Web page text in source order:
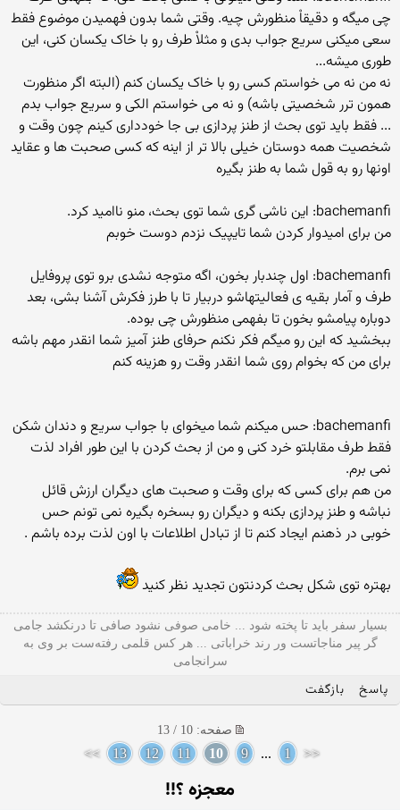
چی میگه و دقیقاْ منظورش چیه. وقتی شما بدون فهمیدن موضوع فقط
سعی میکنی سریع جواب بدی و مثلاْ طرف رو با خاک یکسان کنی، این
طوری میشه...
نه من نه می خواستم کسی رو با خاک یکسان کنم (البته اگر منظورت
همون ترر شخصیتی باشه) و نه می خواستم الکی و سریع جواب بدم
... فقط باید توی بحث از طنز پردازی بی جا خودداری کینم چون وقت و
شخصیت همه دوستان خیلی بالا تر از اینه که کسی صحبت ها و عقاید
اونها رو به قول شما به طنز بگیره
bachemanfi: این ناشی گری شما توی بحث، منو ناامید کرد.
من برای امیدوار کردن شما تایپیک نزدم دوست خوبم
bachemanfi: اول چندبار بخون، اگه متوجه نشدی برو توی پروفایل
طرف و آمار بقیه ی فعالیتهاشو دربیار تا با طرز فکرش آشنا بشی، بعد
دوباره پیامشو بخون تا بفهمی منظورش چی بوده.
ببخشید که این رو میگم فکر نکنم حرفای طنز آمیز شما انقدر مهم باشه
برای من که بخوام روی شما انقدر وقت رو هزینه کنم
bachemanfi: حس میکنم شما میخوای با جواب سریع و دندان شکن
فقط طرف مقابلتو خرد کنی و من از بحث کردن با این طور افراد لذت
نمی برم.
من هم برای کسی که برای وقت و صحبت های دیگران ارزش قائل
نباشه و طنز پردازی بکنه و دیگران رو بسخره بگیره نمی تونم حس
خوبی در ذهنم ایجاد کنم تا از تبادل اطلاعات با اون لذت برده باشم .
بهتره توی شکل بحث کردنتون تجدید نظر کنید
بسیار سفر باید تا پخته شود ... خامی صوفی نشود صافی تا درنکشد جامی
گر پیر مناجاتست ور رند خراباتی ... هر کس قلمی رفته‌ست بر وی به
سرانجامی
پاسخ بازگفت
صفحه: 10 / 13
<<
1
...
9
10
11
12
13
>>
معجزه ؟!!